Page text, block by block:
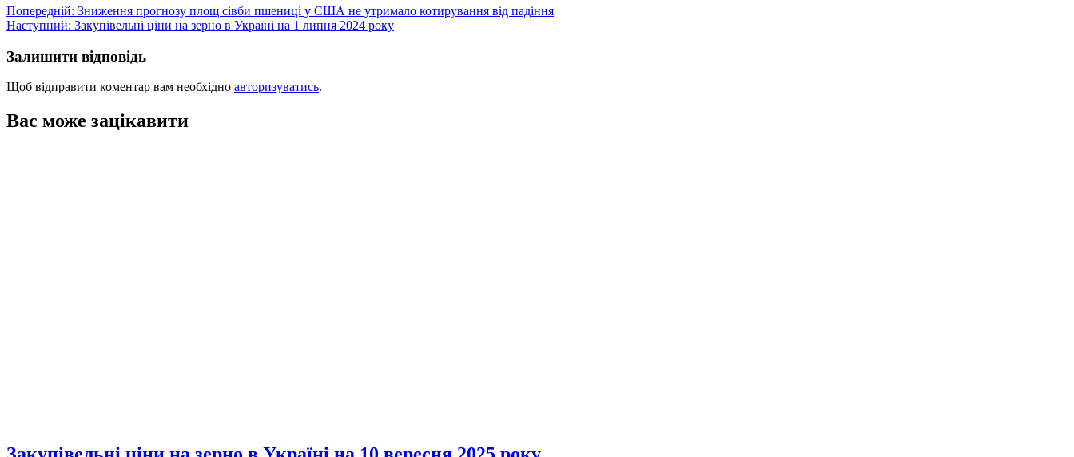
Навігація
записів
Попередній: Зниження прогнозу площ сівби пшениці у США не утримало котирування від падіння
Наступний: Закупівельні ціни на зерно в Україні на 1 липня 2024 року
Залишити відповідь
Щоб відправити коментар вам необхідно авторизуватись.
Вас може зацікавити